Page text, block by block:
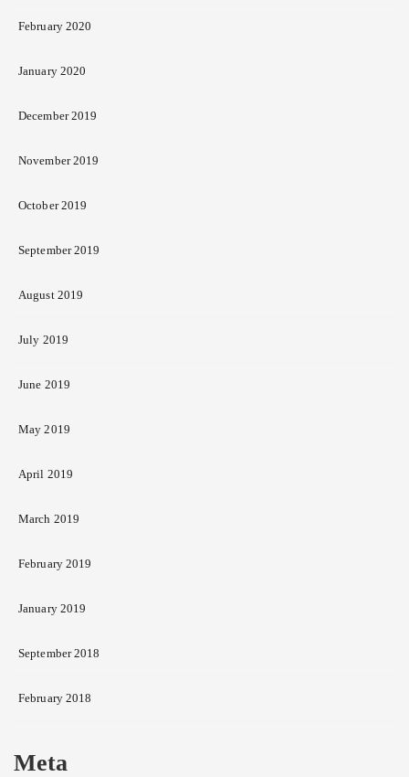
February 2020
January 2020
December 2019
November 2019
October 2019
September 2019
August 2019
July 2019
June 2019
May 2019
April 2019
March 2019
February 2019
January 2019
September 2018
February 2018
Meta